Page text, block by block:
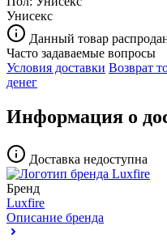
Унисекс
Данный товар
Часто задаваемые вопросы
Условия доставки Возврат
денег
Информация о
Доставка недоступна
Бренд
Luxfire
Описание бренда